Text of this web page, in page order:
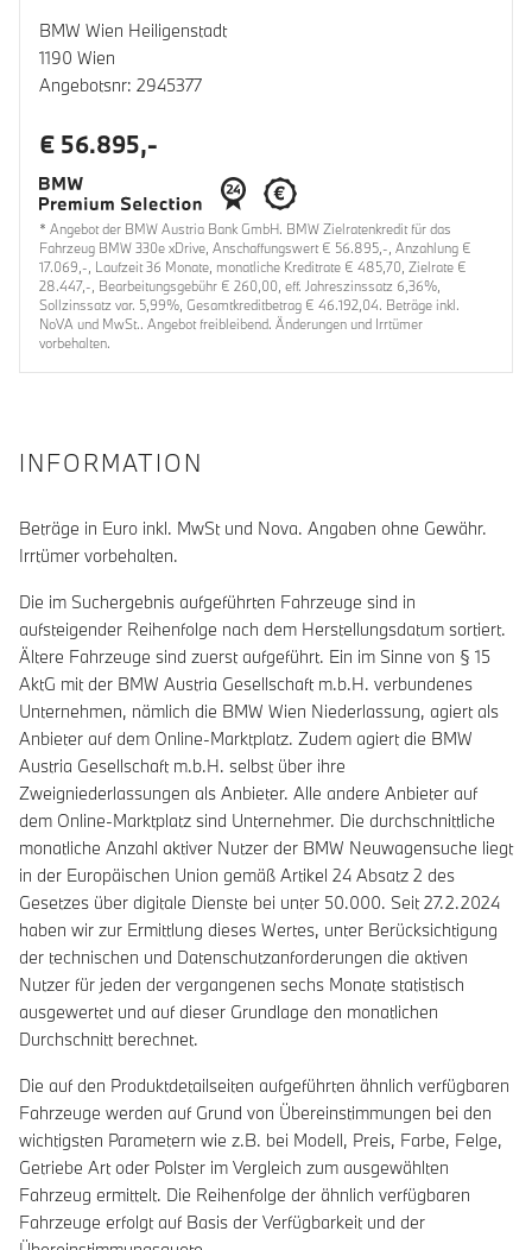
BMW Wien Heiligenstadt
1190 Wien
Angebotsnr: 2945377
€ 56.895,-
* Angebot der BMW Austria Bank GmbH. BMW Zielratenkredit für das
Fahrzeug BMW 330e xDrive, Anschaffungswert € 56.895,-, Anzahlung €
17.069,-, Laufzeit 36 Monate, monatliche Kreditrate € 485,70, Zielrate €
28.447,-, Bearbeitungsgebühr € 260,00, eff. Jahreszinssatz 6,36%,
Sollzinssatz var. 5,99%, Gesamtkreditbetrag € 46.192,04. Beträge inkl.
NoVA und MwSt.. Angebot freibleibend. Änderungen und Irrtümer
vorbehalten.
INFORMATION
Beträge in Euro inkl. MwSt und Nova. Angaben ohne Gewähr.
Irrtümer vorbehalten.
Die im Suchergebnis aufgeführten Fahrzeuge sind in
aufsteigender Reihenfolge nach dem Herstellungsdatum sortiert.
Ältere Fahrzeuge sind zuerst aufgeführt. Ein im Sinne von § 15
AktG mit der BMW Austria Gesellschaft m.b.H. verbundenes
Unternehmen, nämlich die BMW Wien Niederlassung, agiert als
Anbieter auf dem Online-Marktplatz. Zudem agiert die BMW
Austria Gesellschaft m.b.H. selbst über ihre
Zweigniederlassungen als Anbieter. Alle andere Anbieter auf
dem Online-Marktplatz sind Unternehmer. Die durchschnittliche
monatliche Anzahl aktiver Nutzer der BMW Neuwagensuche liegt
in der Europäischen Union gemäß Artikel 24 Absatz 2 des
Gesetzes über digitale Dienste bei unter 50.000. Seit 27.2.2024
haben wir zur Ermittlung dieses Wertes, unter Berücksichtigung
der technischen und Datenschutzanforderungen die aktiven
Nutzer für jeden der vergangenen sechs Monate statistisch
ausgewertet und auf dieser Grundlage den monatlichen
Durchschnitt berechnet.
Die auf den Produktdetailseiten aufgeführten ähnlich verfügbaren
Fahrzeuge werden auf Grund von Übereinstimmungen bei den
wichtigsten Parametern wie z.B. bei Modell, Preis, Farbe, Felge,
Getriebe Art oder Polster im Vergleich zum ausgewählten
Fahrzeug ermittelt. Die Reihenfolge der ähnlich verfügbaren
Fahrzeuge erfolgt auf Basis der Verfügbarkeit und der